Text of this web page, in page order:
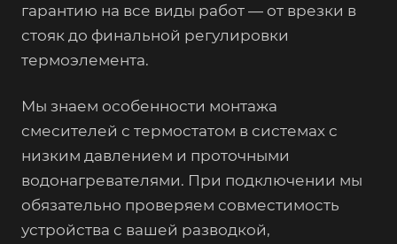
гарантию на все виды работ — от врезки в
стояк до финальной регулировки
термоэлемента.
Мы знаем особенности монтажа
смесителей с термостатом в системах с
низким давлением и проточными
водонагревателями. При подключении мы
обязательно проверяем совместимость
устройства с вашей разводкой,